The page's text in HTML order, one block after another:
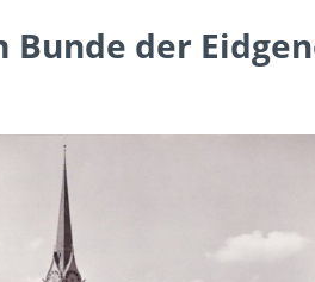
Bunde der